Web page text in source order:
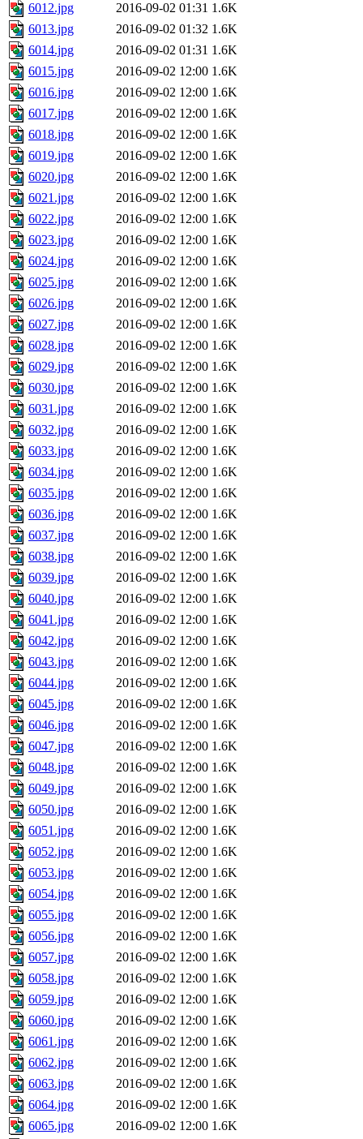
6012.jpg 2016-09-02 01:31 1.6K
6013.jpg
2016-09-02 01:32 1.6K
6014.jpg
2016-09-02 01:31 1.6K
6015.jpg
2016-09-02 12:00 1.6K
6016.jpg
2016-09-02 12:00 1.6K
6017.jpg
2016-09-02 12:00 1.6K
6018.jpg
2016-09-02 12:00 1.6K
6019.jpg
2016-09-02 12:00 1.6K
6020.jpg
2016-09-02 12:00 1.6K
6021.jpg
2016-09-02 12:00 1.6K
6022.jpg
2016-09-02 12:00 1.6K
6023.jpg
2016-09-02 12:00 1.6K
6024.jpg
2016-09-02 12:00 1.6K
6025.jpg
2016-09-02 12:00 1.6K
6026.jpg
2016-09-02 12:00 1.6K
6027.jpg
2016-09-02 12:00 1.6K
6028.jpg
2016-09-02 12:00 1.6K
6029.jpg
2016-09-02 12:00 1.6K
6030.jpg
2016-09-02 12:00 1.6K
6031.jpg
2016-09-02 12:00 1.6K
6032.jpg
2016-09-02 12:00 1.6K
6033.jpg
2016-09-02 12:00 1.6K
6034.jpg
2016-09-02 12:00 1.6K
6035.jpg
2016-09-02 12:00 1.6K
6036.jpg
2016-09-02 12:00 1.6K
6037.jpg
2016-09-02 12:00 1.6K
6038.jpg
2016-09-02 12:00 1.6K
6039.jpg
2016-09-02 12:00 1.6K
6040.jpg
2016-09-02 12:00 1.6K
6041.jpg
2016-09-02 12:00 1.6K
6042.jpg
2016-09-02 12:00 1.6K
6043.jpg
2016-09-02 12:00 1.6K
6044.jpg
2016-09-02 12:00 1.6K
6045.jpg
2016-09-02 12:00 1.6K
6046.jpg
2016-09-02 12:00 1.6K
6047.jpg
2016-09-02 12:00 1.6K
6048.jpg
2016-09-02 12:00 1.6K
6049.jpg
2016-09-02 12:00 1.6K
6050.jpg
2016-09-02 12:00 1.6K
6051.jpg
2016-09-02 12:00 1.6K
6052.jpg
2016-09-02 12:00 1.6K
6053.jpg
2016-09-02 12:00 1.6K
6054.jpg
2016-09-02 12:00 1.6K
6055.jpg
2016-09-02 12:00 1.6K
6056.jpg
2016-09-02 12:00 1.6K
6057.jpg
2016-09-02 12:00 1.6K
6058.jpg
2016-09-02 12:00 1.6K
6059.jpg
2016-09-02 12:00 1.6K
6060.jpg
2016-09-02 12:00 1.6K
6061.jpg
2016-09-02 12:00 1.6K
6062.jpg
2016-09-02 12:00 1.6K
6063.jpg
2016-09-02 12:00 1.6K
6064.jpg
2016-09-02 12:00 1.6K
6065.jpg
2016-09-02 12:00 1.6K